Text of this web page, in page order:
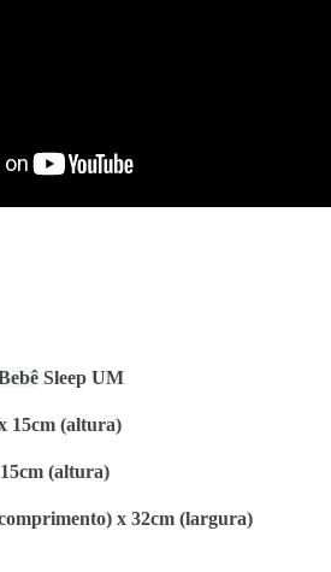
Sleep UM
15cm (altura)
(altura)
x 32cm (largura)